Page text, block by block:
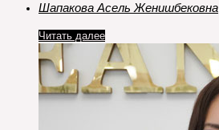
Шапакова Асель Женишбековна
Читать далее